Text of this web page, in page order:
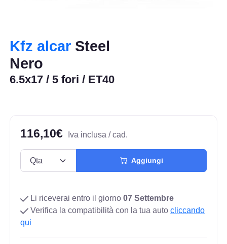
Kfz alcar Steel
Nero
6.5x17 / 5 fori / ET40
116,10€ Iva inclusa / cad.
Aggiungi
Li riceverai entro il giorno07 Settembre
Verifica la compatibilità con la tua autocliccando
qui